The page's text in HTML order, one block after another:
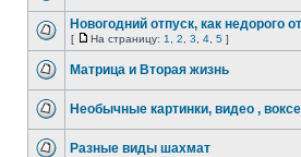
Новогодний отпуск, как недорого
[ На страницу: 1 2 3 4 5 ]
Матрица и Вторая жизнь
Необычные картинки, видео ,
Разные виды шахмат